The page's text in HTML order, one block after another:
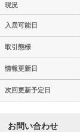
現況
入居可能日
取引態様
情報更新日
次回更新予定日
お問い合わせ